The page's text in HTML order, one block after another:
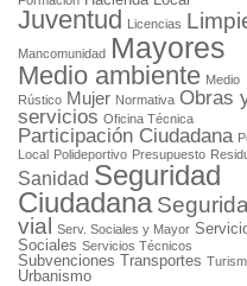
Juventud Licencias
Mancomunidad Mayores
Medio ambiente Medio
Rústico Mujer Normativa Obras
servicios Oficina Técnica
Participación Ciudadana
Local Polideportivo Presupuesto
Sanidad Seguridad
Ciudadana
vial
Serv. Sociales y Mayor
Sociales Servicios Técnicos
Subvenciones Transportes
Urbanismo